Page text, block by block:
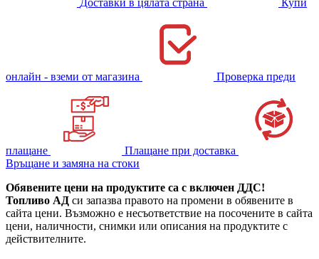
онлайн - вземи от магазина Проверка преди
плащане
Плащане при доставка
Връщане и замяна на стоки
Обявените цени на продуктите са с включен ДДС!
Топливо АД си запазва правото на промени в обявените в
сайта цени. Възможно е несъответствие на посочените в сайта
цени, наличности, снимки или описания на продуктите с
действителните.